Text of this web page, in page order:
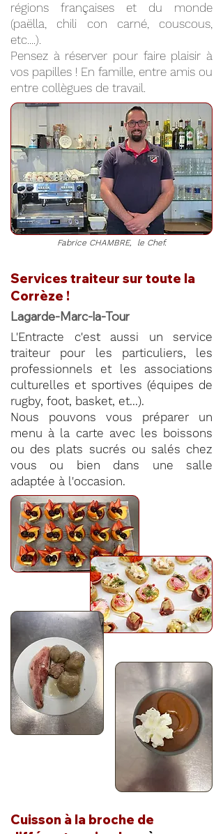
régions françaises et du monde
(paëlla, chili con carné, couscous,
etc....).
Pensez à réserver pour faire plaisir à
vos papilles ! En famille, entre amis ou
entre collègues de travail.
Fabrice CHAMBRE, le Chef.
Services traiteur sur toute la
Corrèze !
Lagarde-Marc-la-Tour
L'Entracte c'est aussi un service
traiteur pour les particuliers, les
professionnels et les associations
culturelles et sportives (équipes de
rugby, foot, basket, et...).
Nous pouvons vous préparer un
menu à la carte avec les boissons
ou des plats sucrés ou salés chez
vous ou bien dans une salle
adaptée à l'occasion.
Cuisson à la broche de